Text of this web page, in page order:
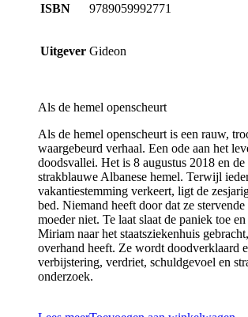
ISBN 9789059992771
Uitgever Gideon
Als de hemel openscheurt
Als de hemel openscheurt is een rauw,
waargebeurd verhaal. Een ode aan het
doodsvallei. Het is 8 augustus 2018 en
strakblauwe Albanese hemel. Terwijl
vakantiestemming verkeert, ligt de
bed. Niemand heeft door dat ze stervende
moeder niet. Te laat slaat de paniek toe
Miriam naar het staatsziekenhuis
overhand heeft. Ze wordt doodverklaard
verbijstering, verdriet, schuldgevoel en
onderzoek.